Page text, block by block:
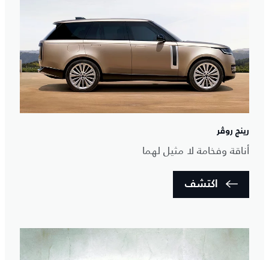
رينج روڤر
أناقة وفخامة لا مثيل لهما
اكتشف